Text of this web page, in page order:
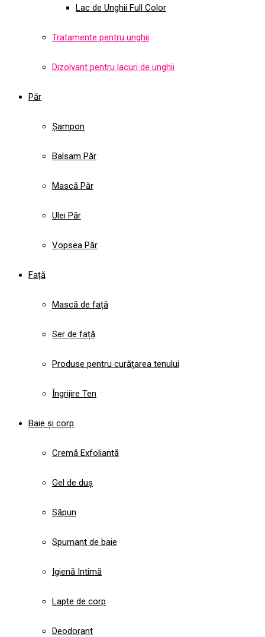
Lac de Unghii Full Color
Tratamente pentru unghii
Dizolvant pentru lacuri de unghii
Păr
Șampon
Balsam Păr
Mască Păr
Ulei Păr
Vopsea Păr
Față
Mască de față
Ser de față
Produse pentru curățarea tenului
Îngrijire Ten
Baie și corp
Cremă Exfoliantă
Gel de duș
Săpun
Spumant de baie
Igienă Intimă
Lapte de corp
Deodorant